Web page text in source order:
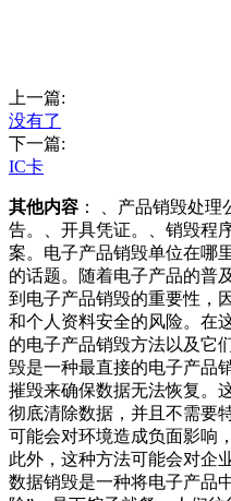
上一篇:
没有了
下一篇:
IC卡
其他内容 ： 、产品销毁处
告。、开具凭证。、销毁程
案。电子产品销毁单位在哪
的话题。随着电子产品的普
到电子产品销毁的重要性，
和个人资料安全的风险。在
的电子产品销毁方法以及它
毁是一种最直接的电子产品
摧毁来确保数据无法恢复。
彻底清除数据，并且不需要
可能会对环境造成负面影响
此外，这种方法可能会对企
数据销毁是一种将电子产品